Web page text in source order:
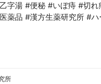
字湯 #便秘 #いぼ痔 #切
薬品 #漢方生薬研究所 #ハ
所